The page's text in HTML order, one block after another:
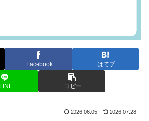
Facebook はてブ
LINE コピー
2026.06.05 2026.07.28